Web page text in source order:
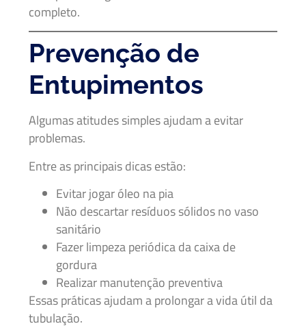
completo.
Prevenção de
Entupimentos
Algumas atitudes simples ajudam a evitar
problemas.
Entre as principais dicas estão:
Evitar jogar óleo na pia
Não descartar resíduos sólidos no vaso
sanitário
Fazer limpeza periódica da caixa de
gordura
Realizar manutenção preventiva
Essas práticas ajudam a prolongar a vida útil da
tubulação.